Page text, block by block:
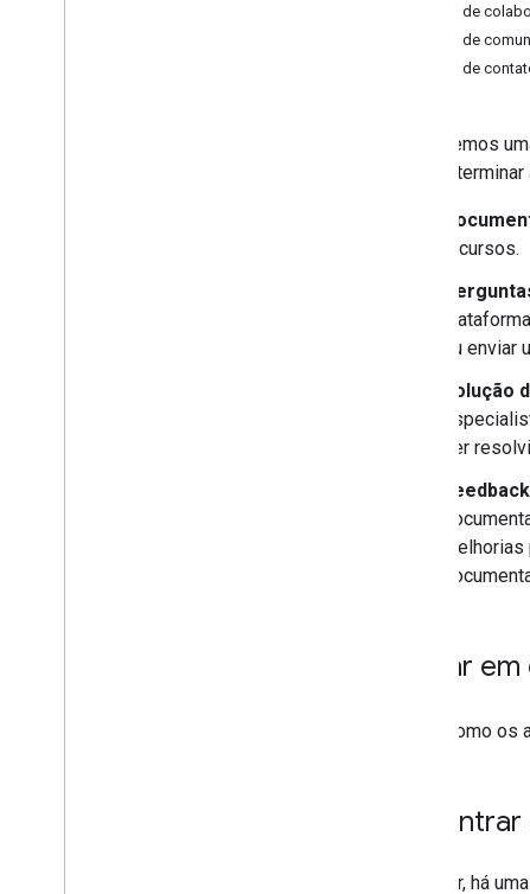
APIs de
APIs de
APIs de
Oferecemos
para
recursos.
ou enviar
Solução
ser
Entrar
Saiba como
A seguir, há